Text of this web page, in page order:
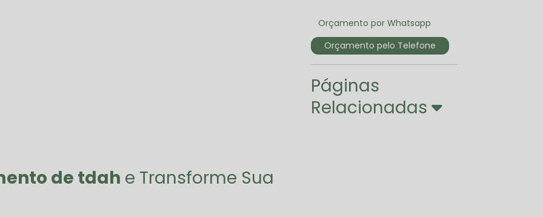
de tdah e Transforme Sua
Orçamento por Whatsapp
Orçamento pelo Telefone
Páginas
Relacionadas